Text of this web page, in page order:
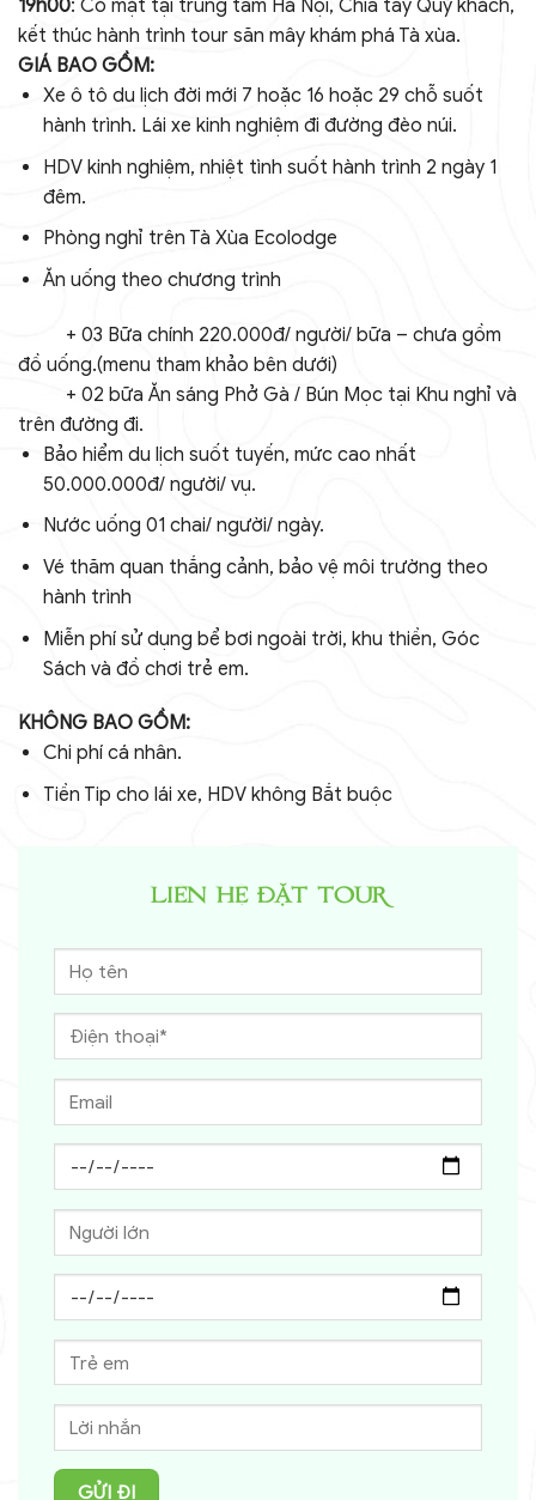
19h00: Có mặt tại trung tâm Hà Nội, Chia tay Quý khách,
kết thúc hành trình tour săn mây khám phá Tà xùa.
GIÁ BAO GỒM:
Xe ô tô du lịch đời mới 7 hoặc 16 hoặc 29 chỗ suốt
hành trình. Lái xe kinh nghiệm đi đường đèo núi.
HDV kinh nghiệm, nhiệt tình suốt hành trình 2 ngày 1
đêm.
Phòng nghỉ trên Tà Xùa Ecolodge
Ăn uống theo chương trình
+ 03 Bữa chính 220.000đ/ người/ bữa – chưa gồm
đồ uống.(menu tham khảo bên dưới)
+ 02 bữa Ăn sáng Phở Gà / Bún Mọc tại Khu nghỉ và
trên đường đi.
Bảo hiểm du lịch suốt tuyến, mức cao nhất
50.000.000đ/ người/ vụ.
Nước uống 01 chai/ người/ ngày.
Vé thăm quan thắng cảnh, bảo vệ môi trường theo
hành trình
Miễn phí sử dụng bể bơi ngoài trời, khu thiền, Góc
Sách và đồ chơi trẻ em.
KHÔNG BAO GỒM:
Chi phí cá nhân.
Tiền Tip cho lái xe, HDV không Bắt buộc
LIÊN HỆ ĐẶT TOUR